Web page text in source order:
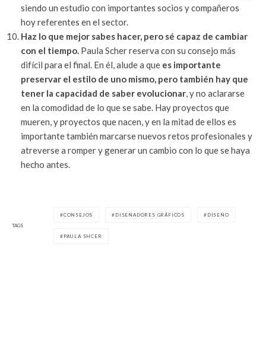
siendo un estudio con importantes socios y compañeros
hoy referentes en el sector.
Haz lo que mejor sabes hacer, pero sé capaz de cambiar
con el tiempo. Paula Scher reserva con su consejo más
difícil para el final. En él, alude a que es importante
preservar el estilo de uno mismo, pero también hay que
tener la capacidad de saber evolucionar, y no aclararse
en la comodidad de lo que se sabe. Hay proyectos que
mueren, y proyectos que nacen, y en la mitad de ellos es
importante también marcarse nuevos retos profesionales y
atreverse a romper y generar un cambio con lo que se haya
hecho antes.
TAGS
CONSEJOS DISEÑADORES GRÁFICOS DISEÑO
PAULA SHCER